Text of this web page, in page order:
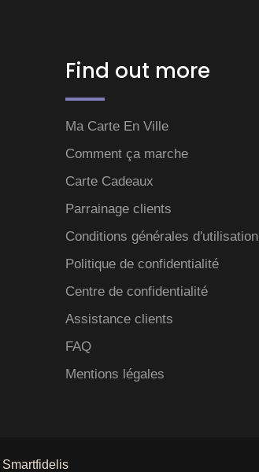
Find out more
Ma Carte En Ville
Comment ça marche
Carte Cadeaux
Parrainage clients
Conditions générales d'utilisation
Politique de confidentialité
Centre de confidentialité
Assistance clients
FAQ
Mentions légales
Smartfidelis